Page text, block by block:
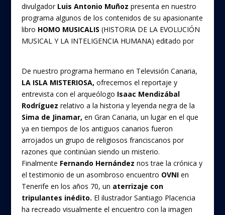
divulgador Luis Antonio Muñoz presenta en nuestro
programa algunos de los contenidos de su apasionante
libro HOMO MUSICALIS (HISTORIA DE LA EVOLUCIÓN
MUSICAL Y LA INTELIGENCIA HUMANA) editado por
De nuestro programa hermano en Televisión Canaria,
LA ISLA MISTERIOSA, ofrecemos el reportaje y
entrevista con el arqueólogo Isaac Mendizábal
Rodríguez relativo a la historia y leyenda negra de la
Sima de Jinamar, en Gran Canaria, un lugar en el que
ya en tiempos de los antiguos canarios fueron
arrojados un grupo de religiosos franciscanos por
razones que continúan siendo un misterio.
Finalmente Fernando Hernández nos trae la crónica y
el testimonio de un asombroso encuentro OVNIen
Tenerife en los años 70, un aterrizaje con
tripulantes inédito. El ilustrador Santiago Placencia
ha recreado visualmente el encuentro con la imagen